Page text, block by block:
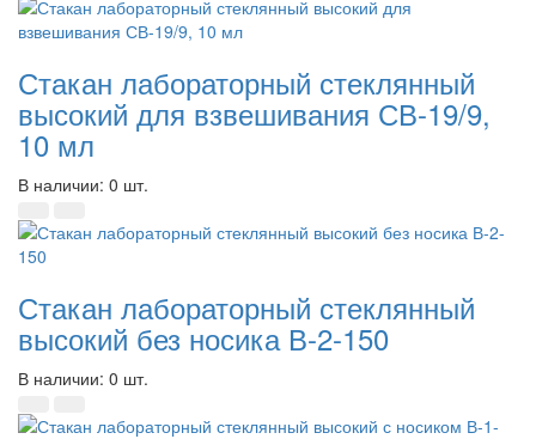
Стакан лабораторный стеклянный
высокий для взвешивания СВ-19/9,
10 мл
В наличии: 0 шт.
Стакан лабораторный стеклянный
высокий без носика В-2-150
В наличии: 0 шт.